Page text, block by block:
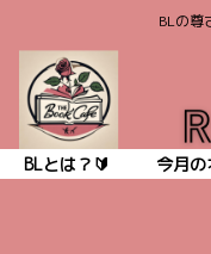
BLの尊
BLとは？🔰 今月の